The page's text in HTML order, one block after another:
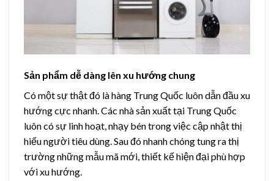
Sản phẩm dễ dàng lên xu hướng chung
Có một sự thật đó là hàng Trung Quốc luôn dẫn đầu xu
hướng cực nhanh. Các nhà sản xuất tại Trung Quốc
luôn có sự linh hoạt, nhạy bén trong việc cập nhật thị
hiếu người tiêu dùng. Sau đó nhanh chóng tung ra thị
trường những mẫu mã mới, thiết kế hiện đại phù hợp
với xu hướng.